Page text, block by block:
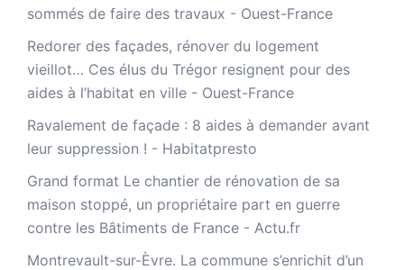
sommés de faire des travaux - Ouest-France
Redorer des façades, rénover du logement
vieillot… Ces élus du Trégor resignent pour des
aides à l’habitat en ville - Ouest-France
Ravalement de façade : 8 aides à demander avant
leur suppression ! - Habitatpresto
Grand format Le chantier de rénovation de sa
maison stoppé, un propriétaire part en guerre
contre les Bâtiments de France - Actu.fr
Montrevault-sur-Èvre. La commune s’enrichit d’un